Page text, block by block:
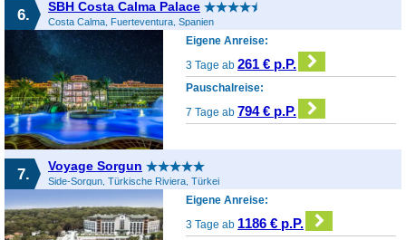
6. SBH Costa Calma Palace
Costa Calma, Fuerteventura, Spanien
Eigene Anreise:
3 Tage ab261 € p.P.
Pauschalreise:
7 Tage ab 794 € p.P.
7. Voyage Sorgun
Side-Sorgun, Türkische Riviera, Türkei
Eigene Anreise:
3 Tage ab 1186 € p.P.